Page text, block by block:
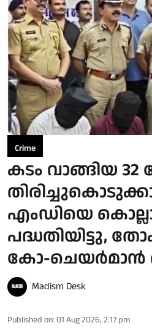
Crime
കടം വാങ്ങിയ 32
എംഡിയെ
പദ്ധതിയിട്ടു,
കോ-ചെയർമാൻ
Madism Desk
Published on: 01 Aug 2026, 2:17 pm